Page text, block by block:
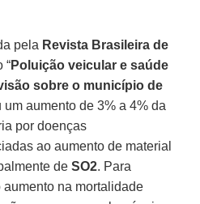
pela Revista Brasileira de
“Poluição veicular e saúde
sobre o município de
um aumento de 3% a 4% da
por doenças
ao aumento de material
deSO2. Para
na mortalidade